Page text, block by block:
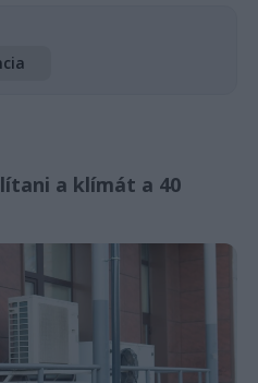
a klímát a 40